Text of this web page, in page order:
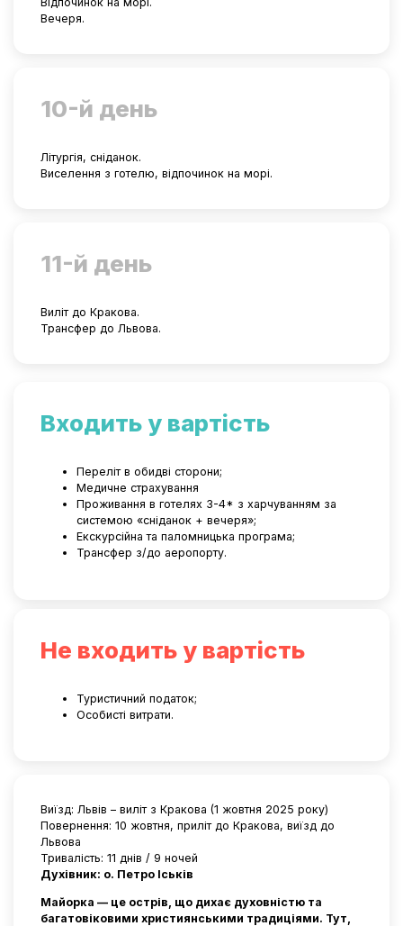
Вечеря.
10-й день
Літургія, сніданок.
Виселення з готелю, відпочинок на морі.
11-й день
Виліт до Кракова.
Трансфер до Львова.
Входить у вартість
Переліт в обидві сторони;
Медичне страхування
Проживання в готелях 3-4* з харчуванням за
системою «сніданок + вечеря»;
Екскурсійна та паломницька програма;
Трансфер з/до аеропорту.
Не входить у вартість
Туристичний податок;
Особисті витрати.
Виїзд: Львів – виліт з Кракова (1 жовтня 2025 року)
Повернення: 10 жовтня, приліт до Кракова, виїзд до
Львова
Тривалість: 11 днів / 9 ночей
Духівник: о. Петро Іськів
Майорка — це острів, що дихає духовністю та
багатовіковими християнськими традиціями. Тут,